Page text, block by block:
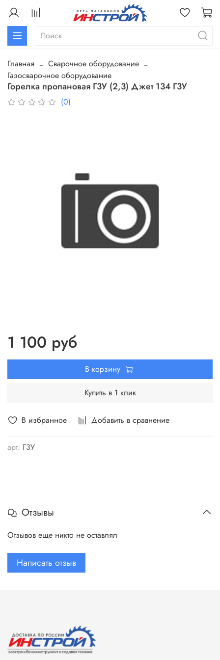
Главная
Сварочное оборудование
Газосварочное оборудование
Горелка пропановая Г3У (2,3) Джет 134 Г3У
(0)
В избранное Добавить в сравнение
арт. Г3У
1 100 руб
В корзину
Купить в 1 клик
Отзывы
Отзывов еще никто не оставлял
Написать отзыв